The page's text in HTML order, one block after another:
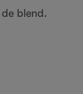
blend.